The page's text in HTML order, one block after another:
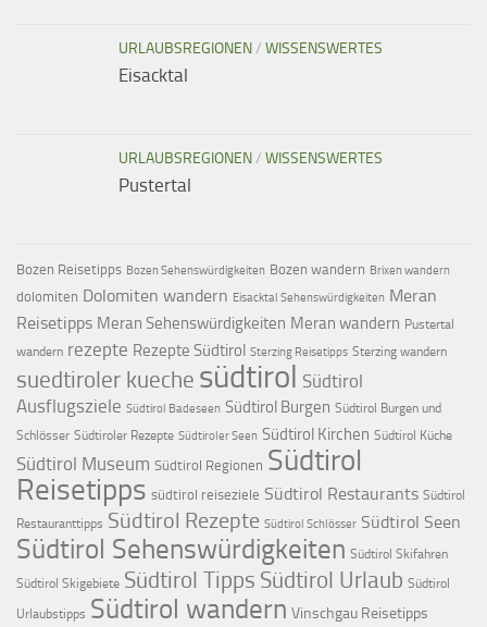
URLAUBSREGIONEN/ WISSENSWERTES
Eisacktal
URLAUBSREGIONEN/ WISSENSWERTES
Pustertal
Bozen Reisetipps Bozen Sehenswürdigkeiten Bozen wandern Brixen wandern
dolomiten Dolomiten wandern Eisacktal Sehenswürdigkeiten Meran
Reisetipps Meran Sehenswürdigkeiten Meran wandern Pustertal
wandern rezepte Rezepte Südtirol Sterzing Reisetipps Sterzing wandern
suedtiroler kueche südtirol Südtirol
Ausflugsziele Südtirol Badeseen Südtirol Burgen Südtirol Burgen und
Schlösser Südtiroler Rezepte Südtiroler Seen Südtirol Kirchen Südtirol Küche
Südtirol Museum Südtirol Regionen Südtirol
Reisetipps südtirol reiseziele Südtirol Restaurants Südtirol
Restauranttipps Südtirol Rezepte Südtirol Schlösser Südtirol Seen
Südtirol Sehenswürdigkeiten Südtirol Skifahren
Südtirol Skigebiete Südtirol Tipps Südtirol Urlaub Südtirol
Urlaubstipps Südtirol wandern Vinschgau Reisetipps